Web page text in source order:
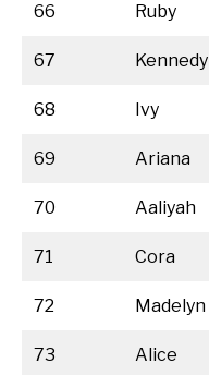
66 Ruby
67 Kennedy
68 Ivy
69 Ariana
70 Aaliyah
71 Cora
72 Madelyn
73 Alice